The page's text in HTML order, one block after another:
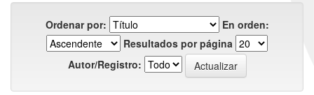
Ordenar por:
En orden:
Resultados por página
Autor/Registro: